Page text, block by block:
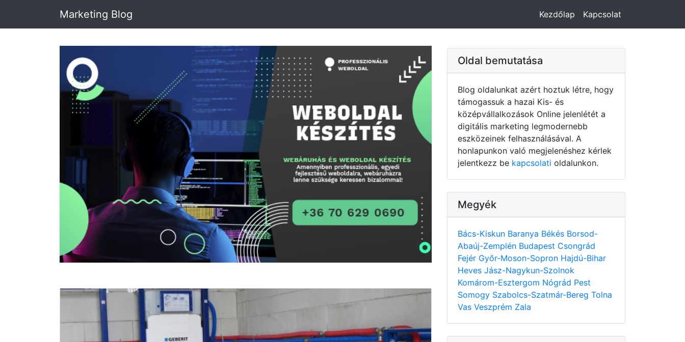
Marketing Blog Kezdőlap Kapcsolat
Oldal bemutatása
Blog oldalunkat azért hoztuk létre, hogy
támogassuk a hazai Kis- és
középvállalkozások Online jelenlétét a
digitális marketing legmodernebb
eszközeinek felhasználásával. A
honlapunkon való megjelenéshez kérlek
jelentkezz be kapcsolati oldalunkon.
Megyék
Bács-Kiskun Baranya Békés Borsod-
Abaúj-Zemplén Budapest Csongrád
Fejér Győr-Moson-Sopron Hajdú-Bihar
Heves Jász-Nagykun-Szolnok
Komárom-Esztergom Nógrád Pest
Somogy Szabolcs-Szatmár-Bereg Tolna
Vas Veszprém Zala